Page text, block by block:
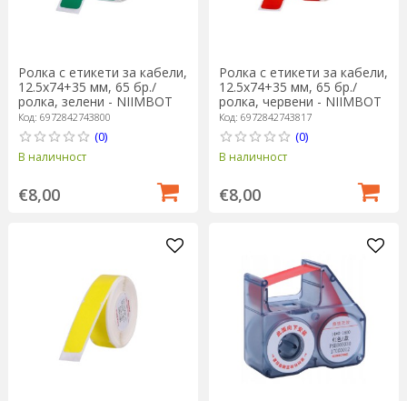
Ролка с етикети за кабели,
12.5x74+35 мм, 65 бр./
ролка, зелени - NIIMBOT
Код: 6972842743800
(0)
В наличност
€8,00
Ролка с етикети за кабели,
12.5x74+35 мм, 65 бр./
ролка, червени - NIIMBOT
Код: 6972842743817
(0)
В наличност
€8,00